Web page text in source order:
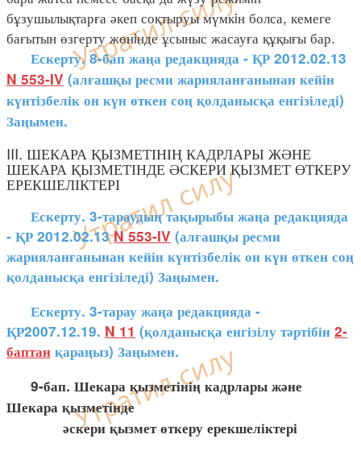
бұзушылықтарға әкеп соқтыруы мүмкiн болса, кемеге
бағытын өзгерту жөнiнде ұсыныс жасауға құқығы бар.
Ескерту. 8-бап жаңа редакцияда - ҚР 2012.02.13
N 553-IV (алғашқы ресми жарияланғанынан кейін
күнтізбелік он күн өткен соң қолданысқа енгізіледі)
Заңымен.
III. ШЕКАРА ҚЫЗМЕТІНІҢ КАДРЛАРЫ ЖӘНЕ
ШЕКАРА ҚЫЗМЕТІНДЕ ӘСКЕРИ ҚЫЗМЕТ ӨТКЕРУ
ЕРЕКШЕЛІКТЕРІ
Ескерту. 3-тараудың тақырыбы жаңа редакцияда
- ҚР 2012.02.13N 553-IV (алғашқы ресми
жарияланғанынан кейін күнтізбелік он күн өткен соң
қолданысқа енгізіледі) Заңымен.
Ескерту. 3-тарау жаңа редакцияда -
ҚР2007.12.19. N 11 (қолданысқа енгізілу тәртібін 2-
баптан қараңыз) Заңымен.
9-бап. Шекара қызметінің кадрлары және
Шекара қызметінде
әскери қызмет өткеру ерекшеліктері